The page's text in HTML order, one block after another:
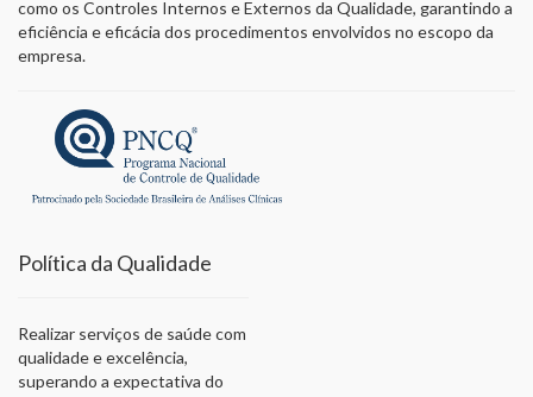
como os Controles Internos e Externos da Qualidade, garantindo a
eficiência e eficácia dos procedimentos envolvidos no escopo da
empresa.
Política da Qualidade
Realizar serviços de saúde com
qualidade e excelência,
superando a expectativa do